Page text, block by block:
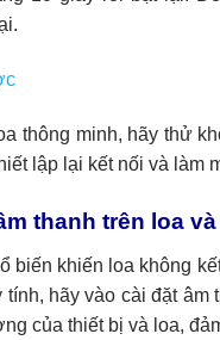
thông minh, hãy thử
lập lại kết nối và làm
thanh trên loa
biến khiến loa không
tính, hãy vào cài đặt
của thiết bị và loa,